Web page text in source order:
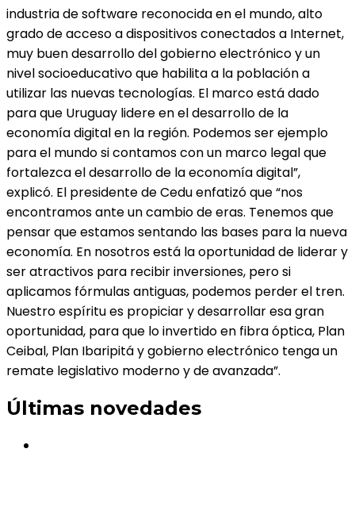
industria de software reconocida en el mundo, alto
grado de acceso a dispositivos conectados a Internet,
muy buen desarrollo del gobierno electrónico y un
nivel socioeducativo que habilita a la población a
utilizar las nuevas tecnologías. El marco está dado
para que Uruguay lidere en el desarrollo de la
economía digital en la región. Podemos ser ejemplo
para el mundo si contamos con un marco legal que
fortalezca el desarrollo de la economía digital”,
explicó. El presidente de Cedu enfatizó que “nos
encontramos ante un cambio de eras. Tenemos que
pensar que estamos sentando las bases para la nueva
economía. En nosotros está la oportunidad de liderar y
ser atractivos para recibir inversiones, pero si
aplicamos fórmulas antiguas, podemos perder el tren.
Nuestro espíritu es propiciar y desarrollar esa gran
oportunidad, para que lo invertido en fibra óptica, Plan
Ceibal, Plan Ibaripitá y gobierno electrónico tenga un
remate legislativo moderno y de avanzada”.
Últimas novedades